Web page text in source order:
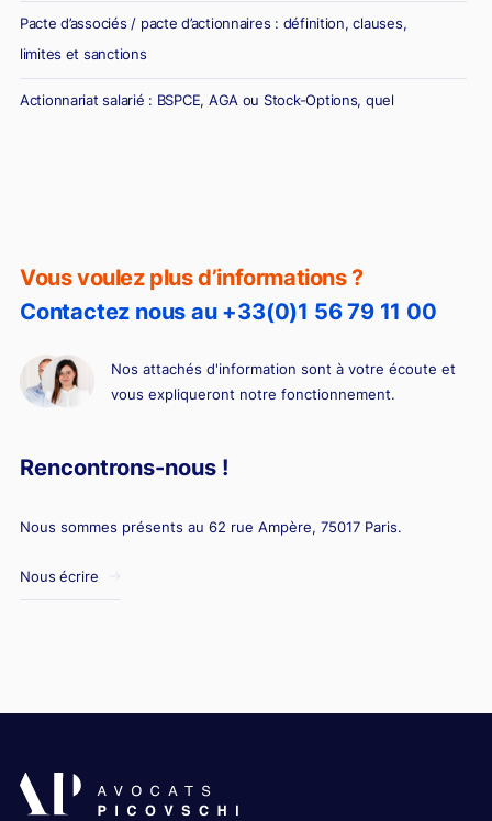
Vous voulez plus d’informations ?
Contactez nous au +33(0)1 56 79 11 00
Nos attachés d'information sont à votre écoute et
vous expliqueront notre fonctionnement.
Rencontrons-nous !
Nous sommes présents au 62 rue Ampère, 75017 Paris.
Nous écrire
Pacte d’associés / pacte d’actionnaires : définition, clauses,
limites et sanctions
Actionnariat salarié : BSPCE, AGA ou Stock-Options, quel